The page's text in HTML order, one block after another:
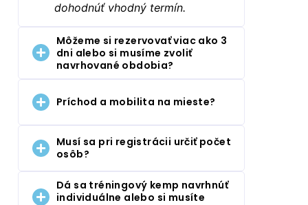
dohodnúť vhodný termín.
Môžeme si rezervovať viac ako 3
dni alebo si musíme zvoliť
navrhované obdobia?
Príchod a mobilita na mieste?
Musí sa pri registrácii určiť počet
osôb?
Dá sa tréningový kemp navrhnúť
individuálne alebo si musíte